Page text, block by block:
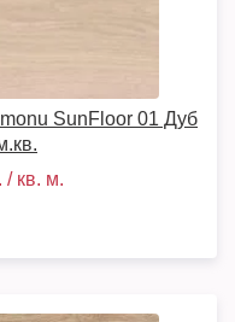
SunFloor 01 Дуб
/ кв. м.